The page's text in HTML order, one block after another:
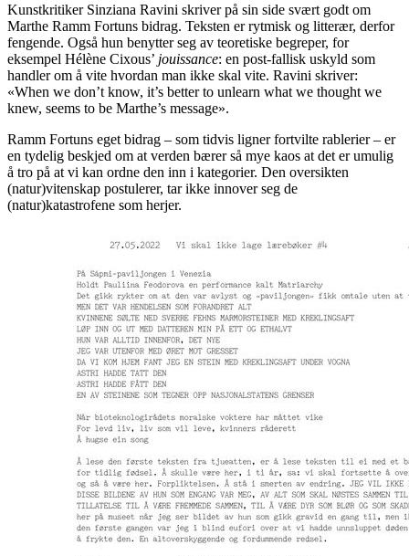
Kunstkritiker Sinziana Ravini skriver på sin side svært godt om
Marthe Ramm Fortuns bidrag. Teksten er rytmisk og litterær, derfor
fengende. Også hun benytter seg av teoretiske begreper, for
eksempel Hélène Cixous’ jouissance: en post-fallisk uskyld som
handler om å vite hvordan man ikke skal vite. Ravini skriver:
«When we don’t know, it’s better to unlearn what we thought we
knew, seems to be Marthe’s message».
Ramm Fortuns eget bidrag – som tidvis ligner fortvilte rablerier – er
en tydelig beskjed om at verden bærer så mye kaos at det er umulig
å tro på at vi kan ordne den inn i kategorier. Den oversikten
(natur)vitenskap postulerer, tar ikke innover seg de
(natur)katastrofene som herjer.